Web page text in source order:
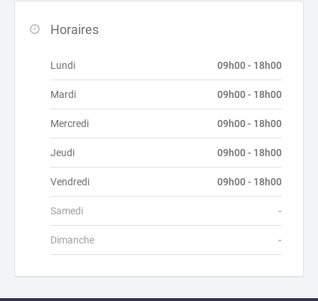
Horaires
Lundi 09h00 - 18h00
Mardi 09h00 - 18h00
Mercredi 09h00 - 18h00
Jeudi 09h00 - 18h00
Vendredi 09h00 - 18h00
Samedi -
Dimanche -